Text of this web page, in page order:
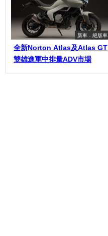
新車．絕版車
全新Norton Atlas及Atlas GT
雙雄進軍中排量ADV市場